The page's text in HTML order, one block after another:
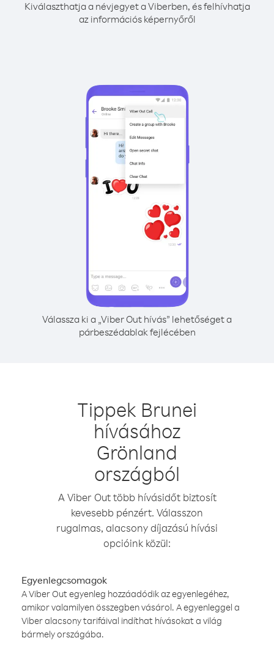
Kiválaszthatja a névjegyet a Viberben, és felhívhatja
az információs képernyőről
Válassza ki a „Viber Out hívás” lehetőséget a
párbeszédablak fejlécében
Tippek Brunei
hívásához
Grönland
országból
A Viber Out több hívásidőt biztosít
kevesebb pénzért. Válasszon
rugalmas, alacsony díjazású hívási
opcióink közül:
Egyenlegcsomagok
A Viber Out egyenleg hozzáadódik az egyenlegéhez,
amikor valamilyen összegben vásárol. A egyenleggel a
Viber alacsony tarifáival indíthat hívásokat a világ
bármely országába.